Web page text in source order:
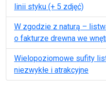
linii styku (+ 5 zdjęć)
W zgodzie z naturą –
o fakturze drewna we
Wielopoziomowe sufity
niezwykłe i atrakcyjne